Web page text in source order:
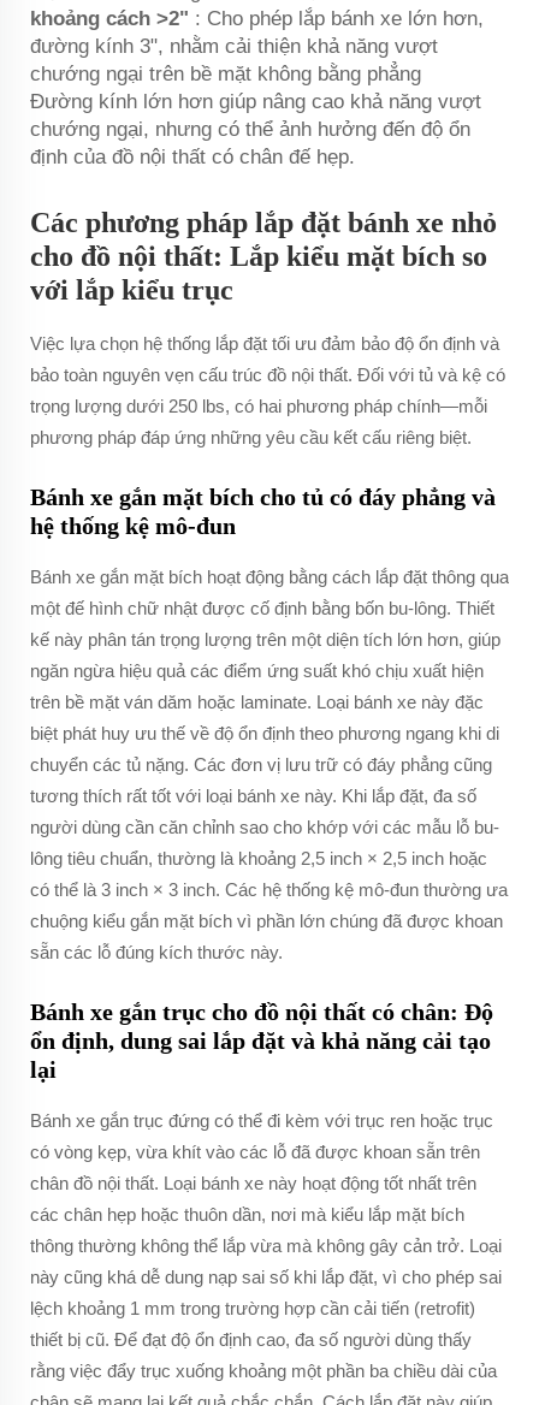
khoảng cách >2" : Cho phép lắp bánh xe lớn hơn,
đường kính 3", nhằm cải thiện khả năng vượt
chướng ngại trên bề mặt không bằng phẳng
Đường kính lớn hơn giúp nâng cao khả năng vượt
chướng ngại, nhưng có thể ảnh hưởng đến độ ổn
định của đồ nội thất có chân đế hẹp.
Các phương pháp lắp đặt bánh xe nhỏ
cho đồ nội thất: Lắp kiểu mặt bích so
với lắp kiểu trục
Việc lựa chọn hệ thống lắp đặt tối ưu đảm bảo độ ổn định và
bảo toàn nguyên vẹn cấu trúc đồ nội thất. Đối với tủ và kệ có
trọng lượng dưới 250 lbs, có hai phương pháp chính—mỗi
phương pháp đáp ứng những yêu cầu kết cấu riêng biệt.
Bánh xe gắn mặt bích cho tủ có đáy phẳng và
hệ thống kệ mô-đun
Bánh xe gắn mặt bích hoạt động bằng cách lắp đặt thông qua
một đế hình chữ nhật được cố định bằng bốn bu-lông. Thiết
kế này phân tán trọng lượng trên một diện tích lớn hơn, giúp
ngăn ngừa hiệu quả các điểm ứng suất khó chịu xuất hiện
trên bề mặt ván dăm hoặc laminate. Loại bánh xe này đặc
biệt phát huy ưu thế về độ ổn định theo phương ngang khi di
chuyển các tủ nặng. Các đơn vị lưu trữ có đáy phẳng cũng
tương thích rất tốt với loại bánh xe này. Khi lắp đặt, đa số
người dùng cần căn chỉnh sao cho khớp với các mẫu lỗ bu-
lông tiêu chuẩn, thường là khoảng 2,5 inch × 2,5 inch hoặc
có thể là 3 inch × 3 inch. Các hệ thống kệ mô-đun thường ưa
chuộng kiểu gắn mặt bích vì phần lớn chúng đã được khoan
sẵn các lỗ đúng kích thước này.
Bánh xe gắn trục cho đồ nội thất có chân: Độ
ổn định, dung sai lắp đặt và khả năng cải tạo
lại
Bánh xe gắn trục đứng có thể đi kèm với trục ren hoặc trục
có vòng kẹp, vừa khít vào các lỗ đã được khoan sẵn trên
chân đồ nội thất. Loại bánh xe này hoạt động tốt nhất trên
các chân hẹp hoặc thuôn dần, nơi mà kiểu lắp mặt bích
thông thường không thể lắp vừa mà không gây cản trở. Loại
này cũng khá dễ dung nạp sai số khi lắp đặt, vì cho phép sai
lệch khoảng 1 mm trong trường hợp cần cải tiến (retrofit)
thiết bị cũ. Để đạt độ ổn định cao, đa số người dùng thấy
rằng việc đẩy trục xuống khoảng một phần ba chiều dài của